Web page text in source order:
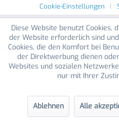
Cookie-Einstellungen
Diese Website benutzt Cookies,
der Website erforderlich sind
Cookies, die den Komfort bei
der Direktwerbung dienen
Websites und sozialen
nur mit Ihrer
Ablehnen Alle